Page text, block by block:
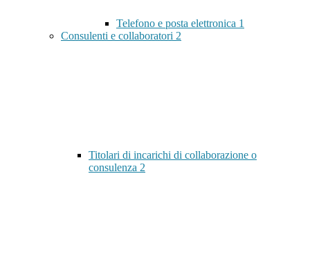
Telefono e posta elettronica 1
Consulenti e collaboratori 2
Titolari di incarichi di collaborazione o
consulenza 2